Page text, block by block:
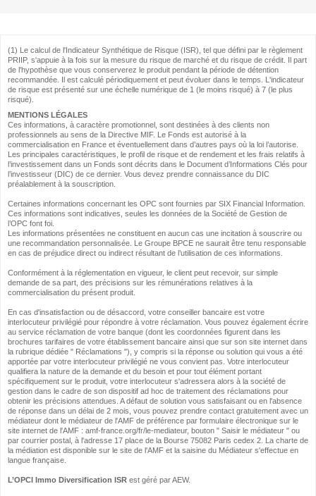
(1) Le calcul de l'Indicateur Synthétique de Risque (ISR), tel que défini par le règlement
PRIIP, s'appuie à la fois sur la mesure du risque de marché et du risque de crédit. Il part
de l'hypothèse que vous conserverez le produit pendant la période de détention
recommandée. Il est calculé périodiquement et peut évoluer dans le temps. L'indicateur
de risque est présenté sur une échelle numérique de 1 (le moins risqué) à 7 (le plus
risqué).
MENTIONS LÉGALES
Ces informations, à caractère promotionnel, sont destinées à des clients non
professionnels au sens de la Directive MIF. Le Fonds est autorisé à la
commercialisation en France et éventuellement dans d’autres pays où la loi l’autorise.
Les principales caractéristiques, le profil de risque et de rendement et les frais relatifs à
l’investissement dans un Fonds sont décrits dans le Document d’Informations Clés pour
l’investisseur (DIC) de ce dernier. Vous devez prendre connaissance du DIC
préalablement à la souscription.
Certaines informations concernant les OPC sont fournies par SIX Financial Information.
Ces informations sont indicatives, seules les données de la Société de Gestion de
l’OPC font foi.
Les informations présentées ne constituent en aucun cas une incitation à souscrire ou
une recommandation personnalisée. Le Groupe BPCE ne saurait être tenu responsable
en cas de préjudice direct ou indirect résultant de l’utilisation de ces informations.
Conformément à la réglementation en vigueur, le client peut recevoir, sur simple
demande de sa part, des précisions sur les rémunérations relatives à la
commercialisation du présent produit.
En cas d'insatisfaction ou de désaccord, votre conseiller bancaire est votre
interlocuteur privilégié pour répondre à votre réclamation. Vous pouvez également écrire
au service réclamation de votre banque (dont les coordonnées figurent dans les
brochures tarifaires de votre établissement bancaire ainsi que sur son site internet dans
la rubrique dédiée " Réclamations "), y compris si la réponse ou solution qui vous a été
apportée par votre interlocuteur privilégié ne vous convient pas. Votre interlocuteur
qualifiera la nature de la demande et du besoin et pour tout élément portant
spécifiquement sur le produit, votre interlocuteur s'adressera alors à la société de
gestion dans le cadre de son dispositif ad hoc de traitement des réclamations pour
obtenir les précisions attendues. A défaut de solution vous satisfaisant ou en l'absence
de réponse dans un délai de 2 mois, vous pouvez prendre contact gratuitement avec un
médiateur dont le médiateur de l'AMF de préférence par formulaire électronique sur le
site internet de l'AMF : amf-france.org/fr/le-mediateur, bouton " Saisir le médiateur " ou
par courrier postal, à l'adresse 17 place de la Bourse 75082 Paris cedex 2. La charte de
la médiation est disponible sur le site de l'AMF et la saisine du Médiateur s'effectue en
langue française.
L’OPCI Immo Diversification ISR est géré par AEW.